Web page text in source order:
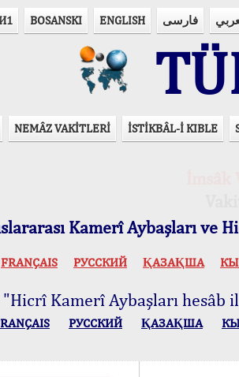
BOSANSKI ENGLISH فارسی
NEMÂZ VAKİTLERİ İSTİKBÂL-İ KIBLE
Kamerî Aybaşları ve
FRANÇAIS РУССКИЙ ҚАЗАҚША
"Hicrî Kamerî Aybaşları hesâb
РУССКИЙ ҚАЗАҚША